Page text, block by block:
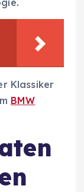
Klassiker
BMW